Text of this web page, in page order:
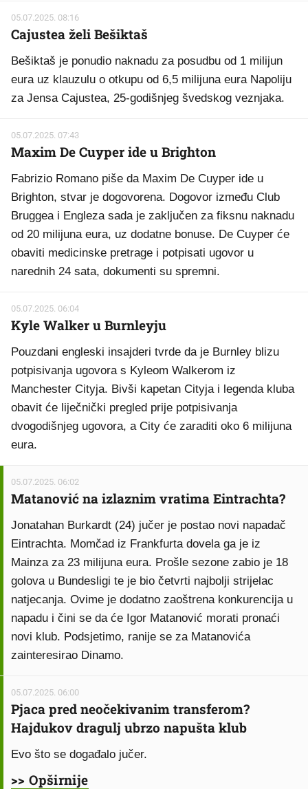
05.07.2025. 08:16
Cajustea želi Bešiktaš
Bešiktaš je ponudio naknadu za posudbu od 1 milijun
eura uz klauzulu o otkupu od 6,5 milijuna eura Napoliju
za Jensa Cajustea, 25-godišnjeg švedskog veznjaka.
05.07.2025. 07:43
Maxim De Cuyper ide u Brighton
Fabrizio Romano piše da Maxim De Cuyper ide u
Brighton, stvar je dogovorena. Dogovor između Club
Bruggea i Engleza sada je zaključen za fiksnu naknadu
od 20 milijuna eura, uz dodatne bonuse. De Cuyper će
obaviti medicinske pretrage i potpisati ugovor u
narednih 24 sata, dokumenti su spremni.
05.07.2025. 06:04
Kyle Walker u Burnleyju
Pouzdani engleski insajderi tvrde da je Burnley blizu
potpisivanja ugovora s Kyleom Walkerom iz
Manchester Cityja. Bivši kapetan Cityja i legenda kluba
obavit će liječnički pregled prije potpisivanja
dvogodišnjeg ugovora, a City će zaraditi oko 6 milijuna
eura.
05.07.2025. 06:02
Matanović na izlaznim vratima Eintrachta?
Jonatahan Burkardt (24) jučer je postao novi napadač
Eintrachta. Momčad iz Frankfurta dovela ga je iz
Mainza za 23 milijuna eura. Prošle sezone zabio je 18
golova u Bundesligi te je bio četvrti najbolji strijelac
natjecanja. Ovime je dodatno zaoštrena konkurencija u
napadu i čini se da će Igor Matanović morati pronaći
novi klub. Podsjetimo, ranije se za Matanovića
zainteresirao Dinamo.
05.07.2025. 06:00
Pjaca pred neočekivanim transferom?
Hajdukov dragulj ubrzo napušta klub
Evo što se događalo jučer.
>> Opširnije